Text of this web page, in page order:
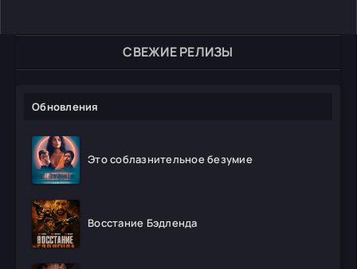
СВЕЖИЕ РЕЛИЗЫ
Обновления
Это соблазнительное безумие
Восстание Бэдленда